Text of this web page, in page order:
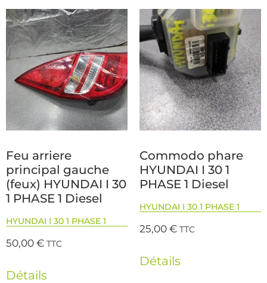
Feu arriere
principal gauche
(feux) HYUNDAI I 30
1 PHASE 1 Diesel
HYUNDAI I 30 1 PHASE 1
50,00€ TTC
Détails
Commodo phare
HYUNDAI I 30 1
PHASE 1 Diesel
HYUNDAI I 30 1 PHASE 1
25,00€ TTC
Détails